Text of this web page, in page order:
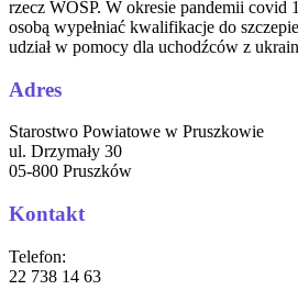
rzecz WOŚP. W okresie pandemii covid
osobą wypełniać kwalifikacje do
udział w pomocy dla uchodźców z
Adres
Starostwo Powiatowe w Pruszkowie
ul. Drzymały 30
05-800 Pruszków
Kontakt
Telefon:
22 738 14 63